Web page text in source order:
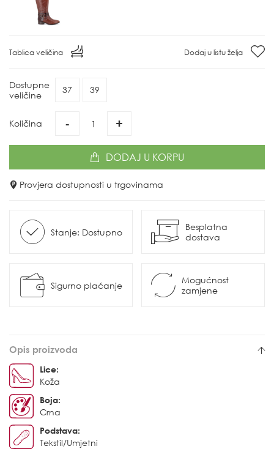
Tablica veličina Dodaj u listu želja
Dostupne
veličine
37 39
Količina - +
DODAJ U KORPU
Provjera dostupnosti u trgovinama
Stanje: Dostupno
Besplatna
dostava
Sigurno plaćanje
Mogućnost
zamjene
Opis proizvoda
Lice:
Koža
Boja:
Crna
Podstava:
Tekstil/Umjetni